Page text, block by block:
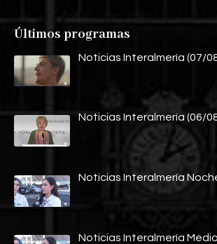
Últimos programas
Noticias Interalmería (07/
Noticias Interalmería (06/
Noticias Interalmería
Noticias Interalmería